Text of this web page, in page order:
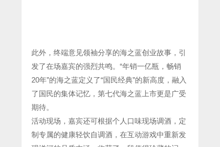
此外，终端意见领袖分享的海之蓝创业故事，引
发了在场嘉宾的强烈共鸣。“年销一亿瓶，畅销
20年”的海之蓝定义了“国民经典”的新高度，融入
了国民的集体记忆，第七代海之蓝上市更是广受
期待。
活动现场，嘉宾还可根据个人口味现场调酒，定
制专属的健康轻饮自调酒，在互动游戏中重新发